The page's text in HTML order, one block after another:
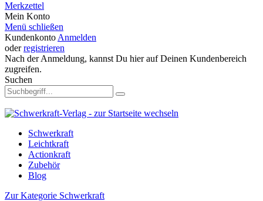
Merkzettel
Mein Konto
Menü schließen
Kundenkonto Anmelden
oderregistrieren
Nach der Anmeldung, kannst Du hier auf Deinen Kundenbereich
zugreifen.
Suchen
Schwerkraft
Leichtkraft
Actionkraft
Zubehör
Blog
Zur Kategorie Schwerkraft